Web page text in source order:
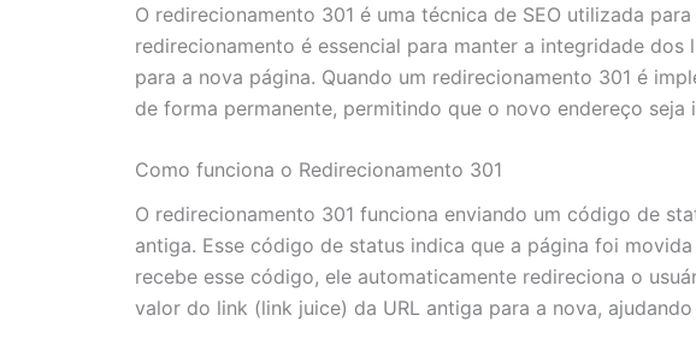
O redirecionamento 301 é uma técnica de SEO utilizada
redirecionamento é essencial para manter a integridade
para a nova página. Quando um redirecionamento 301 é
de forma permanente, permitindo que o novo endereço
Como funciona o Redirecionamento 301
O redirecionamento 301 funciona enviando um código de
antiga. Esse código de status indica que a página foi
recebe esse código, ele automaticamente redireciona o
valor do link (link juice) da URL antiga para a nova,